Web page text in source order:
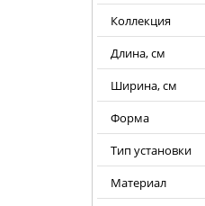
Коллекция
Длина, см
Ширина, см
Форма
Тип установки
Материал